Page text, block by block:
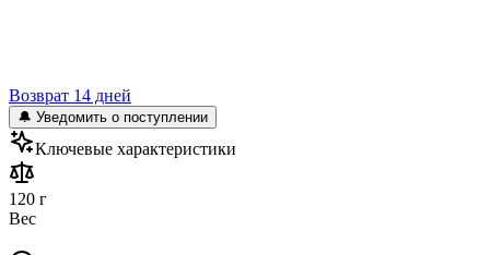
Возврат 14 дней
🔔 Уведомить о поступлении
Ключевые характеристики
120 г
Вес